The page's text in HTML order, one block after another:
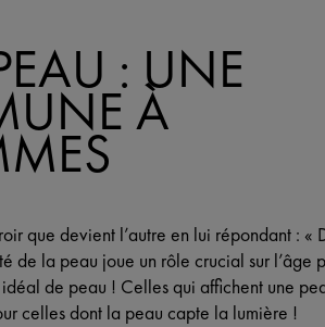
: UNE
À
que devient l’autre en lui répondant : «
de la peau joue un rôle crucial sur l’âge
de peau ! Celles qui affichent une
celles dont la peau capte la lumière !